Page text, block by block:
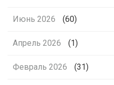
Июнь 2026 (60)
Апрель 2026 (1)
Февраль 2026 (31)